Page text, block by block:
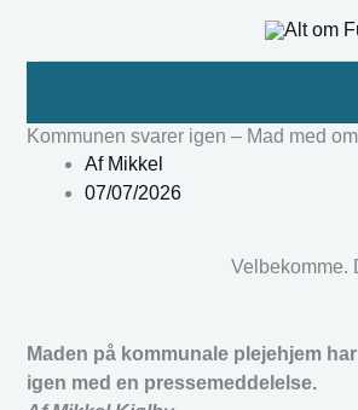
Kommunen svarer igen – Mad med
AfMikkel
07/07/2026
Velbekomme.
Maden på kommunale plejehjem
igen med en pressemeddelelse.